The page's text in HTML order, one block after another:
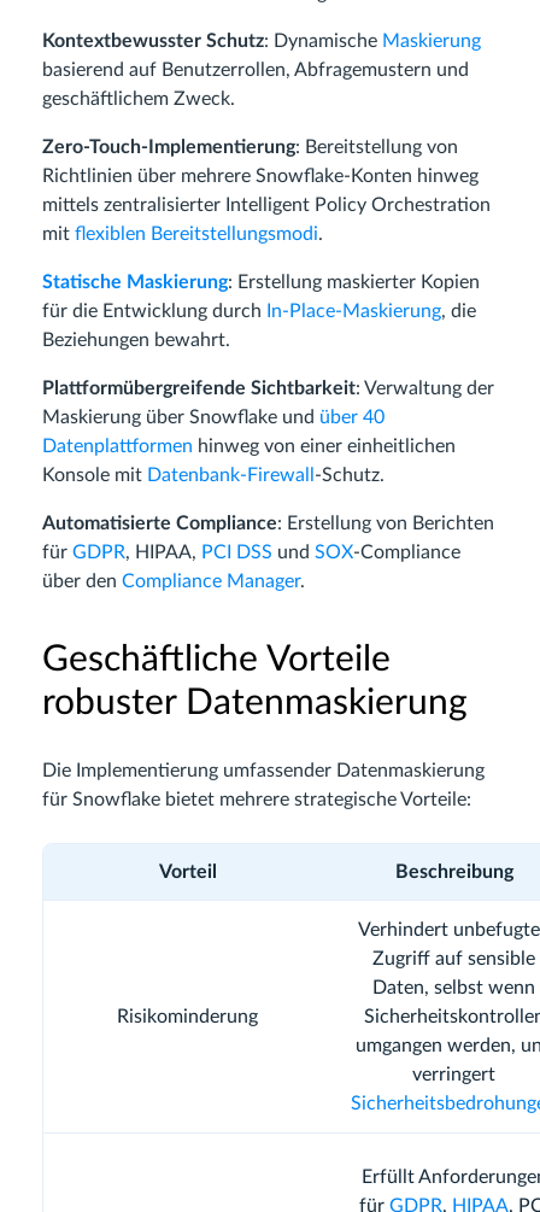
Kontextbewusster Schutz: Dynamische Maskierung
basierend auf Benutzerrollen, Abfragemustern und
geschäftlichem Zweck.
Zero-Touch-Implementierung: Bereitstellung von
Richtlinien über mehrere Snowflake-Konten hinweg
mittels zentralisierter Intelligent Policy Orchestration
mit flexiblen Bereitstellungsmodi.
Statische Maskierung: Erstellung maskierter Kopien
für die Entwicklung durch
In-Place-Maskierung, die
Beziehungen bewahrt.
Plattformübergreifende Sichtbarkeit: Verwaltung der
Maskierung über Snowflake und über 40
Datenplattformen hinweg von einer einheitlichen
Konsole mit Datenbank-Firewall -Schutz.
Automatisierte Compliance: Erstellung von Berichten
für GDPR, HIPAA, PCI DSS und SOX-Compliance
über den Compliance Manager.
Geschäftliche Vorteile
robuster Datenmaskierung
Die Implementierung umfassender Datenmaskierung
für Snowflake bietet mehrere strategische Vorteile:
Vorteil Beschreibung
Risikominderung
Verhindert
Zugriff auf sensible
Daten, selbst wenn
umgangen werden,
verringert
Erfüllt
für GDPR, HIPAA,